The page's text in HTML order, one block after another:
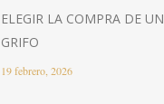
ELEGIR LA COMPRA DE UN
GRIFO
19 febrero, 2026